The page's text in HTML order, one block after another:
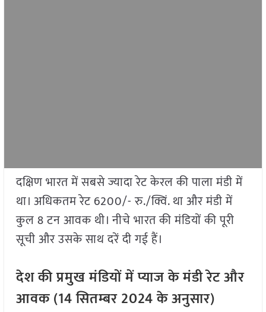
दक्षिण भारत में सबसे ज्यादा रेट केरल की पाला मंडी में
था। अधिकतम रेट 6200/- रु./क्विं. था और मंडी में
कुल 8 टन आवक थी। नीचे भारत की मंडियों की पूरी
सूची और उसके साथ दरें दी गई हैं।
देश की प्रमुख मंडियों में प्याज के मंडी रेट और
आवक (14सितम्बर2024के अनुसार)